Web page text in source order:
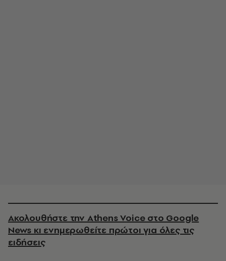
Ακολουθήστε την Athens Voice στο Google
News κι ενημερωθείτε πρώτοι για όλες τις
ειδήσεις